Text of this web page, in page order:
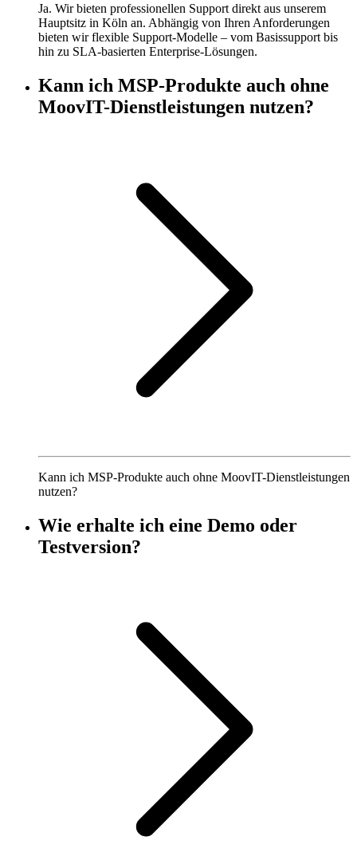
Ja. Wir bieten professionellen Support direkt aus unserem
Hauptsitz in Köln an. Abhängig von Ihren Anforderungen
bieten wir flexible Support-Modelle – vom Basissupport bis
hin zu SLA-basierten Enterprise-Lösungen.
Kann ich MSP-Produkte auch ohne
MoovIT-Dienstleistungen nutzen?
Kann ich MSP-Produkte auch ohne MoovIT-Dienstleistungen
nutzen?
Wie erhalte ich eine Demo oder
Testversion?